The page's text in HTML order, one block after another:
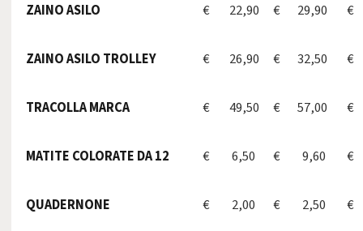
ZAINO ASILO € 22,90 € 29,90 €
ZAINO ASILO TROLLEY € 26,90 € 32,50 €
TRACOLLA MARCA € 49,50 € 57,00 €
MATITE COLORATE DA 12 € 6,50 € 9,60 €
QUADERNONE € 2,00 € 2,50 €